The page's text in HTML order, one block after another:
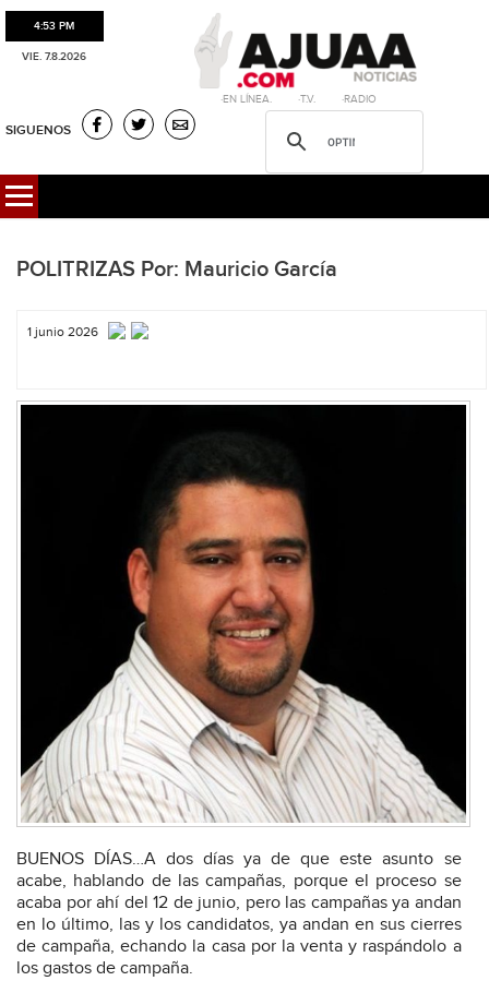
4:53 PM
VIE. 7.8.2026
·EN LÍNEA. ·T.V. ·RADIO
SIGUENOS
POLITRIZAS Por: Mauricio García
1 junio 2026
BUENOS DÍAS…A dos días ya de que este asunto se
acabe, hablando de las campañas, porque el proceso se
acaba por ahí del 12 de junio, pero las campañas ya andan
en lo último, las y los candidatos, ya andan en sus cierres
de campaña, echando la casa por la venta y raspándolo a
los gastos de campaña.